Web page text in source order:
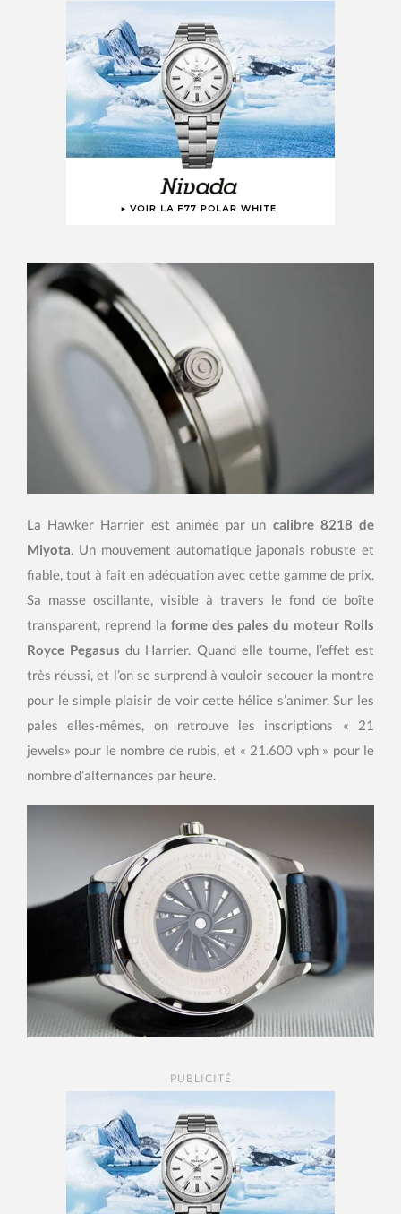
La Hawker Harrier est animée par un calibre 8218 de
Miyota. Un mouvement automatique japonais robuste et
fiable, tout à fait en adéquation avec cette gamme de prix.
Sa masse oscillante, visible à travers le fond de boîte
transparent, reprend la forme des pales du moteur Rolls
Royce Pegasus du Harrier. Quand elle tourne, l’effet est
très réussi, et l’on se surprend à vouloir secouer la montre
pour le simple plaisir de voir cette hélice s’animer. Sur les
pales elles-mêmes, on retrouve les inscriptions « 21
jewels» pour le nombre de rubis, et « 21.600 vph » pour le
nombre d’alternances par heure.
PUBLICITÉ